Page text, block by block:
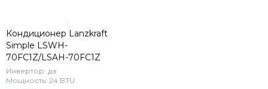
Кондиционер Lanzkraft
Simple LSWH-
70FC1Z/LSAH-70FC1Z
Инвертор: да
Мощность: 24 BTU